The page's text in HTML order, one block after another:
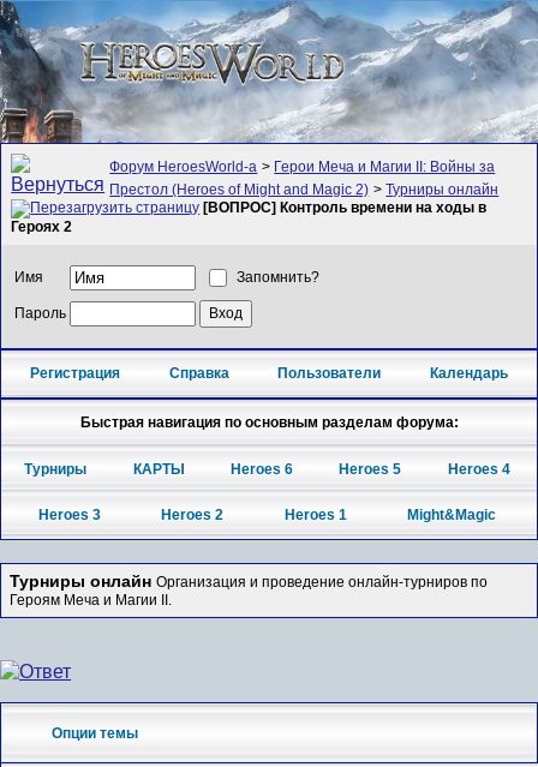
Форум HeroesWorld-а > Герои Меча и Магии II: Войны за
Престол (Heroes of Might and Magic 2) >Турниры онлайн
[ВОПРОС] Контроль времени на ходы в
Героях 2
Имя Запомнить?
Пароль
Регистрация Справка Пользователи Календарь
Быстрая навигация по основным разделам форума:
Турниры КАРТЫ Heroes 6 Heroes 5 Heroes 4
Heroes 3 Heroes 2 Heroes 1 Might&Magic
Турниры онлайн Организация и проведение онлайн-турниров по
Героям Меча и Магии II.
Опции темы